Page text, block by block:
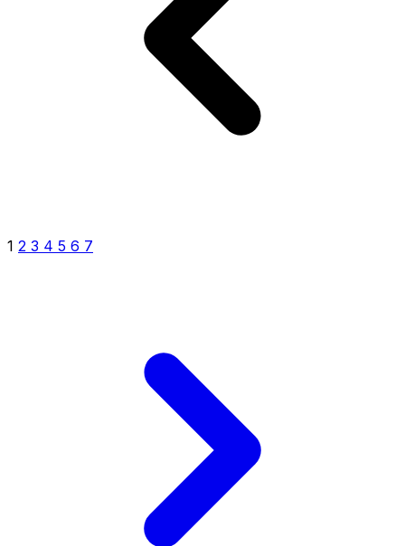
1 2 3 4 5 6 7